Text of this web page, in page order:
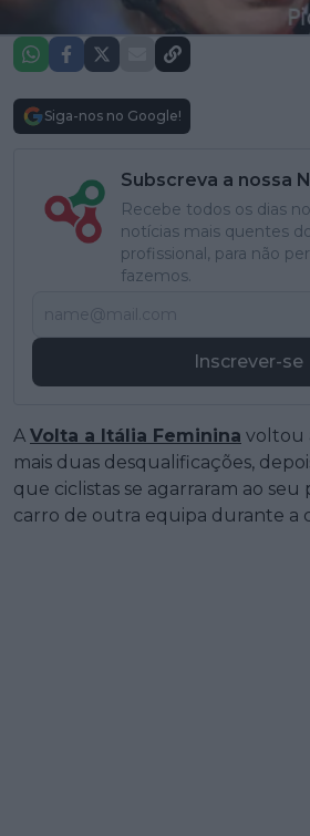
Siga-nos no Google!
Subscreva a nossa
Recebe todos os dias
notícias mais quentes
profissional, para não
fazemos.
Inscrever-se
A Volta a Itália Feminina voltou
mais duas desqualificações,
que ciclistas se agarraram ao
carro de outra equipa durante a